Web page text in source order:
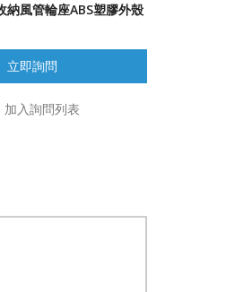
納風管輪座ABS塑膠外殼
立即詢問
加入詢問列表